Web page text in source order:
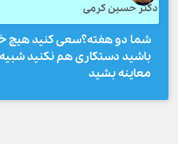
دکتر حسین کرمی
شما دو هفته؟سعی کنید هیچ
باشید دستکاری هم نکنید
معاینه بشید